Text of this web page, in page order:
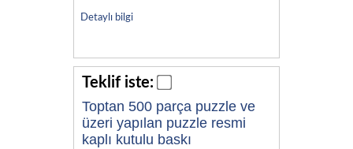
Detaylı bilgi
Teklif iste:
Toptan 500 parça puzzle ve
üzeri yapılan puzzle resmi
kaplı kutulu baskı